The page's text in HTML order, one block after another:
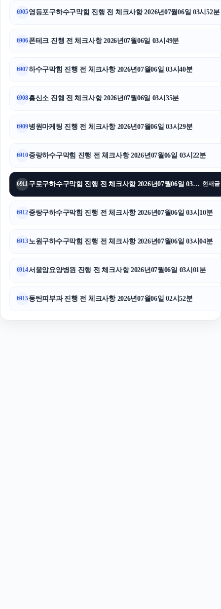
송파하수구막힘
용인형사변호사
6905영등포구하수구막힘 진행 전 체크사항 2026년07월06일 03시52분
6906폰테크 진행 전 체크사항 2026년07월06일 03시49분
6907하수구막힘 진행 전 체크사항 2026년07월06일 03시40분
6908흥신소 진행 전 체크사항 2026년07월06일 03시35분
6909병원마케팅 진행 전 체크사항 2026년07월06일 03시29분
6910중랑하수구막힘 진행 전 체크사항 2026년07월06일 03시22분
6911 구로구하수구막힘 진행 전 체크사항 2026년07월06일 03시16분 현재글
6912중랑구하수구막힘 진행 전 체크사항 2026년07월06일 03시10분
6913 노원구하수구막힘 진행 전 체크사항 2026년07월06일 03시04분
6914서울암요양병원 진행 전 체크사항 2026년07월06일 03시01분
6915동탄피부과 진행 전 체크사항 2026년07월06일 02시52분